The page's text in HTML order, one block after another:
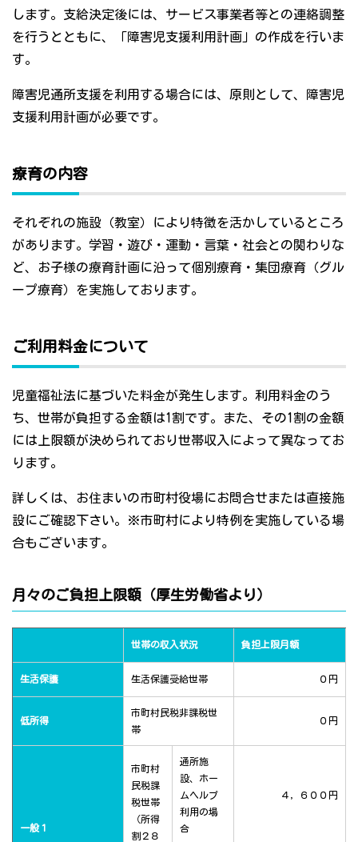
します。支給決定後には、サービス事業者等との連絡調整
を行うとともに、「障害児支援利用計画」の作成を行いま
す。
障害児通所支援を利用する場合には、原則として、障害児
支援利用計画が必要です。
療育の内容
それぞれの施設（教室）により特徴を活かしているところ
があります。学習・遊び・運動・言葉・社会との関わりな
ど、お子様の療育計画に沿って個別療育・集団療育（グル
ープ療育）を実施しております。
ご利用料金について
児童福祉法に基づいた料金が発生します。利用料金のう
ち、世帯が負担する金額は1割です。また、その1割の金額
には上限額が決められており世帯収入によって異なってお
ります。
詳しくは、お住まいの市町村役場にお問合せまたは直接施
設にご確認下さい。※市町村により特例を実施している場
合もございます。
月々のご負担上限額（厚生労働省より）
世帯の収入状況 負担上限月額
生活保護 生活保護受給世帯 ０円
低所得
市町村民税非課税世
帯
０円
一般１
市町村
民税課
税世帯
（所得
割２８
通所施
設、ホー
ムヘルプ
利用の場
合
４，６００円